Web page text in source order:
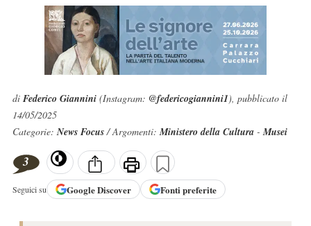
di Federico Giannini(Instagram: @federicogiannini1), pubblicato il
14/05/2025
Categorie:News Focus/ Argomenti:Ministero della Cultura-Musei
3
Seguici su GoogleDiscover Fonti preferite